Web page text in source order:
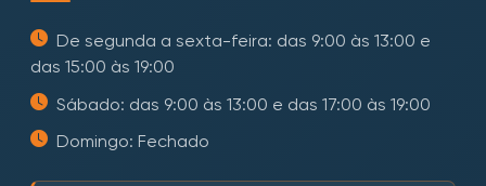
De segunda a sexta-feira: das 9:00 às 13:00 e
das 15:00 às 19:00
Sábado: das 9:00 às 13:00 e das 17:00 às 19:00
Domingo: Fechado